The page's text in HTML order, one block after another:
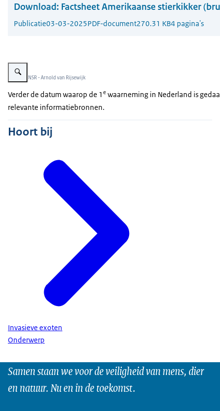
Download: Factsheet Amerikaanse stierkikker
Publicatie03-03-2025PDF-document270.31 KB4 pagina's
Vergroot afbeelding Amerikaanse stierkikker
Beeld: © NSR - Arnold van Rijsewijk
Verder de datum waarop de 1 e waarneming in Nederland is
relevante informatiebronnen.
Hoort bij
Invasieve exoten
Onderwerp
Samen staan we voor de veiligheid van mens, dier
en natuur. Nu en in de toekomst.